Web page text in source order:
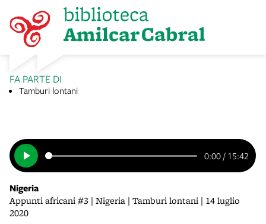
0:00 / 15:42
Nigeria
Appunti africani #3 | Nigeria | Tamburi lontani | 14 luglio
2020
FA PARTE DI
Tamburi lontani